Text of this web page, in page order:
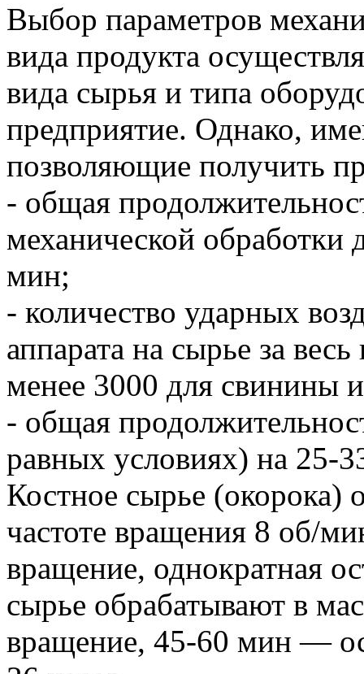
Выбор параметров
вида продукта
вида сырья и типа
предприятие. Однако,
позволяющие получить
- общая
механической обработки
мин;
- количество ударных
аппарата на сырье за
менее 3000 для свинины
- общая
равных условиях) на 25-
Костное сырье (окорока)
частоте вращения 8 об/
вращение, однократная
сырье обрабатывают в
вращение, 45-60 мин —